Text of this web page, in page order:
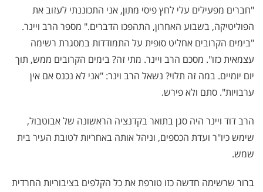
"חברים מפעילים עלי לחץ פיסי מתון, אני התכוננתי לעזוב את
הפוליטיקה, בשבוע האחרון, התהפכו הדברים." מספר הרב ויינר.
"בימים הקרובים אחליט סופית על התמודדות במסגרת רשימה
עצמאית כזו". מסכם הרב ויינר. מתי זה? בימים הקרובים ממש, תוך
יום יומיים. במה זה תלוי? נשאל הרב וינר: "אני לא נכנס אם אין
ערבויות". סתם ולא פירש.
הרב דוד ויינר היה סגן בתואר בקדנציה הראשונה של אבוטבול,
שימש כיו"ר ועדת הכספים, וניהל אותה באחריות לטובת העיר בית
שמש.
ברור שרשימה חדשה כזו טורפת את כל הקלפים בציבוריות החרדית